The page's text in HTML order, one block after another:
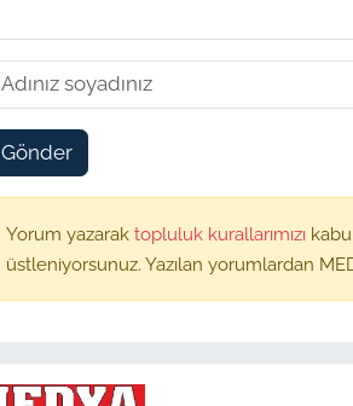
Gönder
Yorum yazarak topluluk kurallarımızı
üstleniyorsunuz. Yazılan yorumlardan